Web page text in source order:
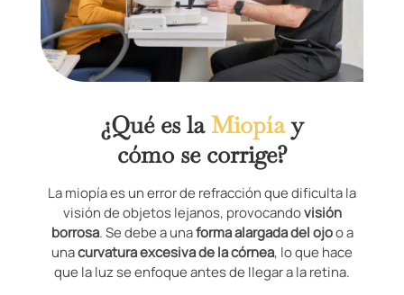
¿Qué es la Miopíay
cómo se corrige?
La miopía es un error de refracción que dificulta la
visión de objetos lejanos, provocandovisión
borrosa. Se debe a unaforma alargada del ojoo a
unacurvatura excesiva de la córnea, lo que hace
que la luz se enfoque antes de llegar a la retina.